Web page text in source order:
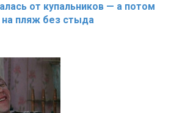
от купальников — а потом
пляж без стыда